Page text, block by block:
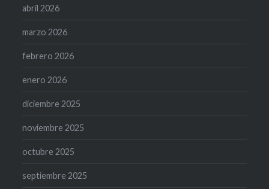
abril 2026
marzo 2026
febrero 2026
enero 2026
diciembre 2025
noviembre 2025
octubre 2025
septiembre 2025